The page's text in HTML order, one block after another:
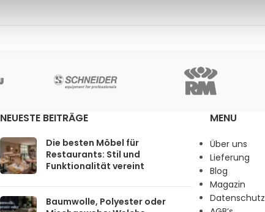
NEUESTE BEITRÄGE
Die besten Möbel für
Restaurants: Stil und
Funktionalität vereint
Baumwolle, Polyester oder
MENU
Über uns
Lieferung
Blog
Magazin
Datenschutz